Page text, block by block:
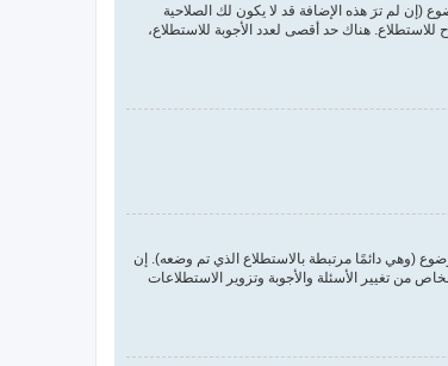
لم ترَ هذه الإضافة قد لا يكون لك الصلاحية
هناك حد أقصى لعدد الأجوبة للاستطلاع،
(وهي دائمًا مرتبطة بالاستطلاع الذي تم وضعه). إن
من تغيير الأسئلة والأجوبة وتزوير الاستطلاعات